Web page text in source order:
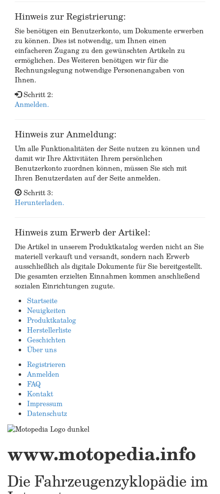
Hinweis zur Registrierung:
Sie benötigen ein Benutzerkonto, um Dokumente erwerben
zu können. Dies ist notwendig, um Ihnen einen
einfacheren Zugang zu den gewünschten Artikeln zu
ermöglichen. Des Weiteren benötigen wir für die
Rechnungslegung notwendige Personenangaben von
Ihnen.
Schritt 2:
Anmelden.
Hinweis zur Anmeldung:
Um alle Funktionalitäten der Seite nutzen zu können und
damit wir Ihre Aktivitäten Ihrem persönlichen
Benutzerkonto zuordnen können, müssen Sie sich mit
Ihren Benutzerdaten auf der Seite anmelden.
Schritt 3:
Herunterladen.
Hinweis zum Erwerb der Artikel:
Die Artikel in unserem Produktkatalog werden nicht an Sie
materiell verkauft und versandt, sondern nach Erwerb
ausschließlich als digitale Dokumente für Sie bereitgestellt.
Die gesamten erzielten Einnahmen kommen anschließend
sozialen Einrichtungen zugute.
Startseite
Neuigkeiten
Produktkatalog
Herstellerliste
Geschichten
Über uns
Registrieren
Anmelden
FAQ
Kontakt
Impressum
Datenschutz
www.motopedia.info
Die Fahrzeugenzyklopädie im